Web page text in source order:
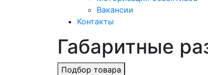
Вакансии
Контакты
Габаритные
Подбор товара